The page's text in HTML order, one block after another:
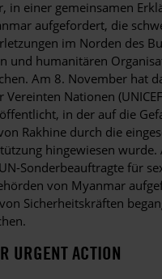
in einer gemeinsamen
aufgefordert, die
im Norden des
und humanitären
Am 8. November hat
Nationen
in der auf die
Rakhine durch die
hingewiesen wurde.
Sonderbeauftragte für
von Myanmar
Sicherheitskräften
URGENT ACTION